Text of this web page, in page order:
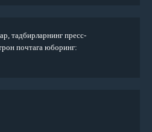
тадбирларнинг пресс-
почтага юборинг: